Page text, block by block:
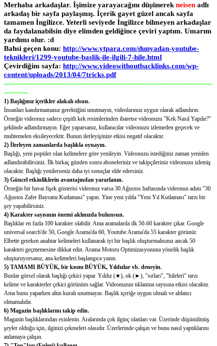
Merhaba arkadaşlar. İşimize yarayacağını düşünerek neisen adlı
arkadaş bir sayfa paylaşmış. İçerik gayet güzel ancak sayfa
tamamen İngilizce. Yeterli seviyede İngilizce bilmeyen arkadaşlar
da faydalanabilsin diye elimden geldiğince çeviri yaptım. Umarım
yardımı olur. :d
Bahsi geçen konu: http://www.ytpara.com/dunyadan-youtube-
teknikleri/1299-youtube-baslik-ile-ilgili-7-hile.html
Çevirdiğim sayfa: http://www.videowithoutbacklinks.com/wp-
content/uploads/2013/04/7tricks.pdf
--------------------------------------------------------------------------------------
----------
1) Başlığınız içerikler alakalı olsun.
İnsanları kandırmamanız gerektiğini unutmayın, videolarınızı uygun olarak adlandırın.
Örneğin videonuz sadece çeşitli kek resimlerinden ibaretse videonuzu "Kek Nasıl Yapılır?"
şeklinde adlandırmayın. Eğer yaparsanız, kullanıcılar videonuzu izlemeden geçecek ve
muhtemelen eksileyecektir. Bunun ilerleyişinize etkisi negatif olacaktır.
2) İlerleyen zamanlarda başlıkla oynayın.
Başlığı, yeni popüler olan kelimelere göre yenileyin. Videonuzu istediğiniz zaman yeniden
adlandırabilirsiniz. İlk birkaç günden sonra aboneleriniz ve takipçileriniz videonuzu izlemiş
olacaktır. Başlığı yenilerseniz daha iyi sonuçlar elde edersiniz.
3) Güncel etkinliklerin avantajından yararlanın.
Örneğin bir havai fişek gösterisi videonuz varsa 30 Ağustos haftasında videonun adını "30
Ağustos Zafer Bayramı Kutlaması" yapın. Yine yeni yılda "Yeni Yıl Kutlaması" tarzı bir
şey yapabilirsiniz.
4) Karakter sayısının önemi aklınızda bulunsun.
Başlıklar en fazla 100 karakter olabilir. Ama aramalarda ilk 50-60 karakter çıkar. Google
universal search'de 50, Google Arama'da 60, Youtube Arama'da 55 karakter görünür.
Elbette gereken anahtar kelimeleri kullanarak iyi bir başlık oluşturmalısınız ancak 50
karakteri geçmemesine dikkat edin. Arama Motoru Optimizasyonuna yönelik başlık
oluşturuyorsanız, ana kelimeleri başlangıca yazın.
5) TAMAMI BÜYÜK, bir kısmı BÜYÜK, Yıldızlar vb. deneyin.
Bunlar görsel olarak başlığı çekici yapar. Yıldız (★), ok (►), "sırları", "hileleri" tarzı
kelime ve karakterler çekici görünüm sağlar. Videonuzun tıklanma sayısına etkisi olacaktır.
Ama bunu yaparken altın kuralı unutmayın. Başlık içeriğe uygun olmalı ve aldatıcı
olmamalıdır.
6) Magazin başlıklarını takip edin.
Magazin başlıklarından esinlenin. Aralarında çok ilginç olanları var. Üzerinde düşünülmüş
şeyler olduğu için, ilginizi çekmeleri olasıdır. Üzerlerinde çalışın ve bunu nasıl yaptıklarını
anlamaya çalışın.